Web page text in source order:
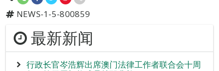
NEWS-1-5-800859
最新新闻
行政长官岑浩辉出席澳门法律工作者联合会十周